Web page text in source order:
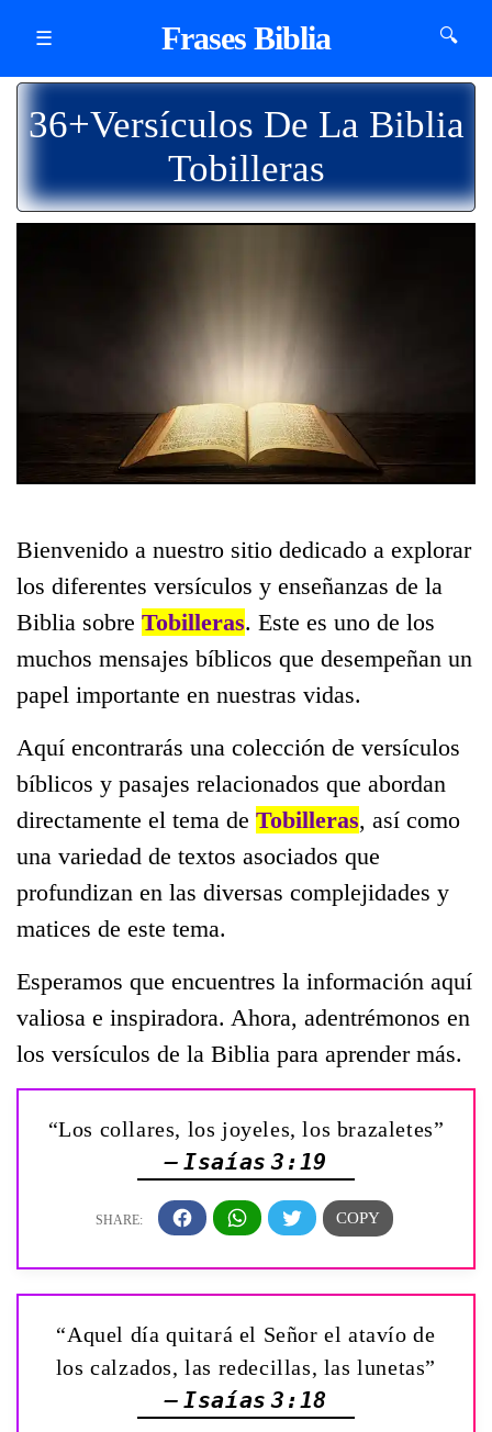
☰ Frases Biblia 🔍
36+Versículos De La Biblia
Tobilleras
Bienvenido a nuestro sitio dedicado a explorar
los diferentes versículos y enseñanzas de la
Biblia sobre Tobilleras. Este es uno de los
muchos mensajes bíblicos que desempeñan un
papel importante en nuestras vidas.
Aquí encontrarás una colección de versículos
bíblicos y pasajes relacionados que abordan
directamente el tema de Tobilleras, así como
una variedad de textos asociados que
profundizan en las diversas complejidades y
matices de este tema.
Esperamos que encuentres la información aquí
valiosa e inspiradora. Ahora, adentrémonos en
los versículos de la Biblia para aprender más.
“Los collares, los joyeles, los brazaletes”
— Isaías 3:19
“Aquel día quitará el Señor el atavío de
los calzados, las redecillas, las lunetas”
— Isaías 3:18